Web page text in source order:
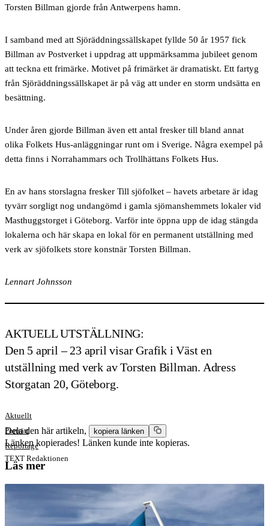
Torsten Billman gjorde från Antwerpens hamn.
I samband med att Sjöräddningssällskapet fyllde 50 år 1957 fick
Billman av Postverket i uppdrag att uppmärksamma jubileet genom
att teckna ett frimärke. Motivet på frimärket är dramatiskt. Ett fartyg
från Sjöräddningssällskapet är på väg att under en storm undsätta en
besättning.
Under åren gjorde Billman även ett antal fresker till bland annat
olika Folkets Hus-anläggningar runt om i Sverige. Några exempel på
detta finns i Norrahammars och Trollhättans Folkets Hus.
En av hans storslagna fresker Till sjöfolket – havets arbetare är idag
tyvärr sorgligt nog undangömd i gamla sjömanshemmets lokaler vid
Masthuggstorget i Göteborg. Varför inte öppna upp de idag stängda
lokalerna och här skapa en lokal för en permanent utställning med
verk av sjöfolkets store konstnär Torsten Billman.
Lennart Johnsson
AKTUELL UTSTÄLLNING:
Den 5 april – 23 april visar Grafik i Väst en
utställning med verk av Torsten Billman. Adress
Storgatan 20, Göteborg.
Aktuellt
Porträtt
Reportage
TEXT Redaktionen
Dela den här artikeln, kopiera länken
Länken kopierades! Länken kunde inte kopieras.
Läs mer